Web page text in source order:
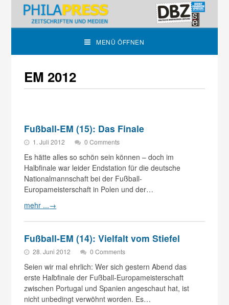
MENÜ ÖFFNEN
EM 2012
Fußball-EM (15): Das Finale
1. Juli 2012 0 Comments
Es hätte alles so schön sein können – doch im
Halbfinale war leider Endstation für die deutsche
Nationalmannschaft bei der Fußball-
Europameisterschaft in Polen und der…
mehr ...→
Fußball-EM (14): Vielfalt vom Stiefel
28. Juni 2012 0 Comments
Seien wir mal ehrlich: Wer sich gestern Abend das
erste Halbfinale der Fußball-Europameisterschaft
zwischen Portugal und Spanien angeschaut hat, ist
nicht unbedingt verwöhnt worden. Es…